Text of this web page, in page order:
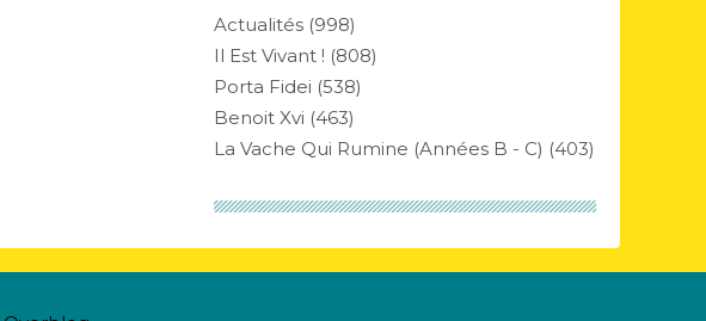
Actualités (998)
Il Est Vivant ! (808)
Porta Fidei (538)
Benoit Xvi (463)
La Vache Qui Rumine (années B - C) (403)